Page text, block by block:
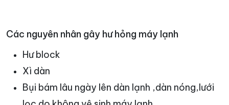
Các nguyên nhân gây hư hỏng máy lạnh
Hư block
Xì dàn
Bụi bám lâu ngày lên dàn lạnh ,dàn nóng,lưới